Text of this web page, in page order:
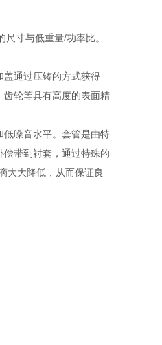
寸与低重量/功率比。
盖通过压铸的方式获得
轮等具有高度的表面精
噪音水平。套管是由特
带到衬套，通过特殊的
大大降低，从而保证良